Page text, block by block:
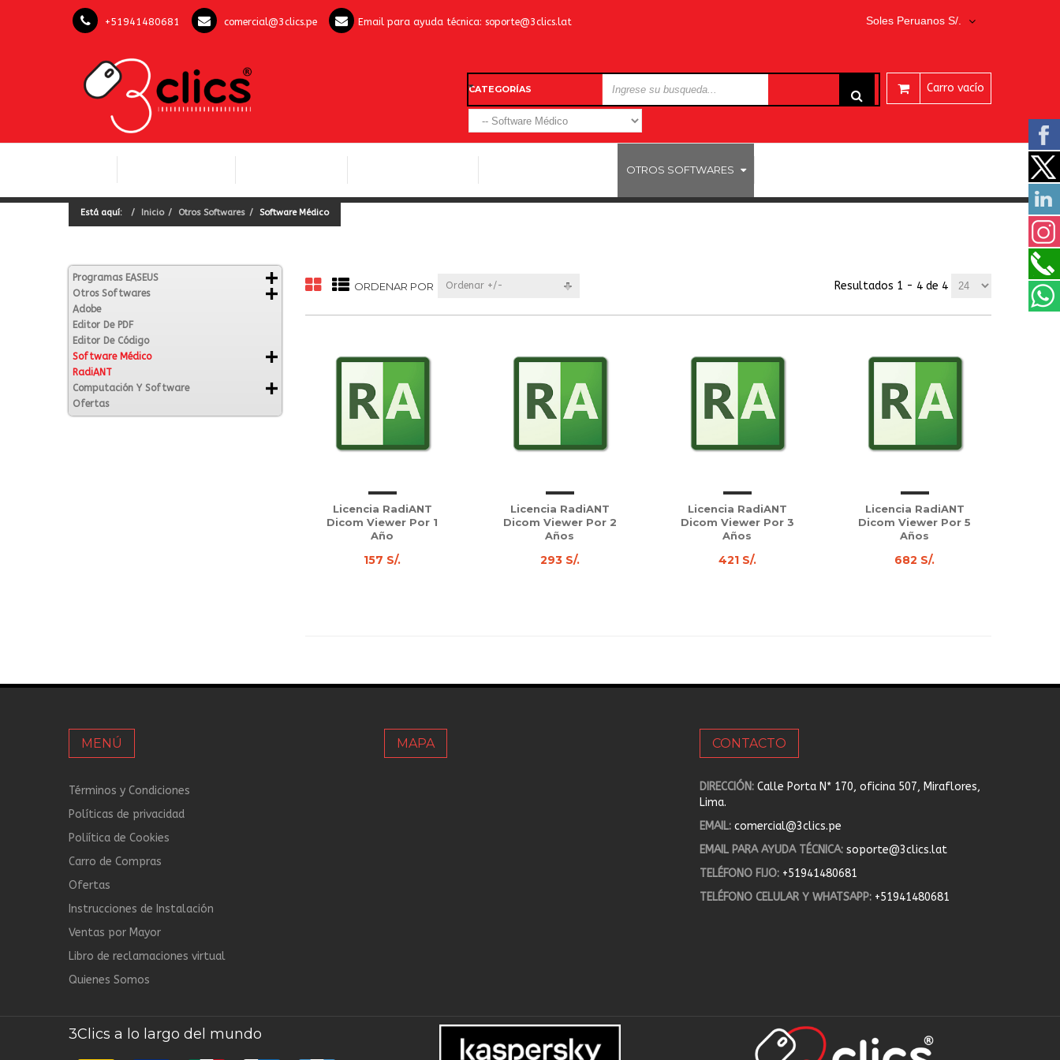
+51941480681 comercial@3clics.pe Email para ayuda técnica: soporte@3clics.lat Soles Peruanos S/.
Carro vacío
CATEGORÍAS
OTROS SOFTWARES
Está aquí: Inicio Otros Softwares Software Médico
Programas EASEUS
Otros Softwares
Adobe
Editor De PDF
Editor De Código
Software Médico
RadiANT
Computación Y Software
Ofertas
ORDENAR POR Ordenar +/- Resultados 1 - 4 de 4
Licencia RadiANT
Dicom Viewer Por 1
Año
157 S/.
Licencia RadiANT
Dicom Viewer Por 2
Años
293 S/.
Licencia RadiANT
Dicom Viewer Por 3
Años
421 S/.
Licencia RadiANT
Dicom Viewer Por 5
Años
682 S/.
MENÚ
Términos y Condiciones
Políticas de privacidad
Poliítica de Cookies
Carro de Compras
Ofertas
Instrucciones de Instalación
Ventas por Mayor
Libro de reclamaciones virtual
Quienes Somos
MAPA CONTACTO
DIRECCIÓN: Calle Porta N* 170, oficina 507, Miraflores,
Lima.
EMAIL: comercial@3clics.pe
EMAIL PARA AYUDA TÉCNICA: soporte@3clics.lat
TELÉFONO FIJO: +51941480681
TELÉFONO CELULAR Y WHATSAPP: +51941480681
3Clics a lo largo del mundo